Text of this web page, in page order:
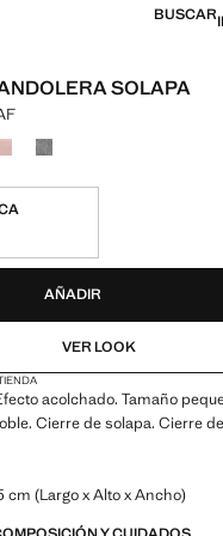
BUSCAR
SOLAPA
XAF ]
color
AÑADIR
VER LOOK
acolchado. Tamaño
Cierre de solapa. Cierre
cm (Largo x Alto x Ancho)